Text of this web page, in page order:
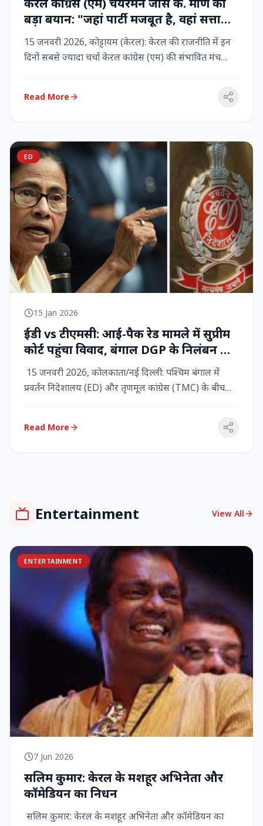
बड़ा बयान: "जहां पार्टी मजबूत है, वहां सत्ता
बनी रहेगी" – LDF के साथ बने रहने पर जोर
15 जनवरी 2026, कोट्टायम (केरल): केरल की राजनीति में इन
दिनों सबसे ज्यादा चर्चा केरल कांग्रेस (एम) की संभावित मंच
Read More
ED
15 Jan 2026
ईडी vs टीएमसी: आई-पैक रेड मामले में सुप्रीम
कोर्ट पहुंचा विवाद, बंगाल DGP के निलंबन की
मांग, कलकत्ता हाईकोर्ट में CBI छापेमारी
15 जनवरी 2026, कोलकाता/नई दिल्ली: पश्चिम बंगाल में
प्रवर्तन निदेशालय (ED) और तृणमूल कांग्रेस (TMC) के बीच
Read More
Entertainment View All
ENTERTAINMENT
7 Jun 2026
सलिम कुमार: केरल के मशहूर अभिनेता और
कॉमेडियन का निधन
सलिम कुमार: केरल के मशहूर अभिनेता और कॉमेडियन का